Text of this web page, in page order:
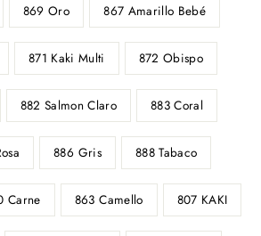
869 Oro 867 Amarillo Bebé
871 Kaki Multi 872 Obispo
882 Salmon Claro 883 Coral
886 Gris 888 Tabaco
Carne 863 Camello 807 KAKI